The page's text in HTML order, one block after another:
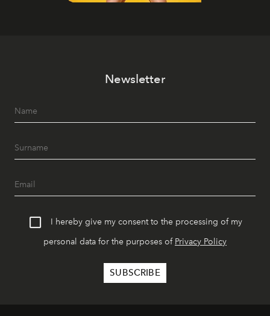
Newsletter
I hereby give my consent to the processing of my
personal data for the purposes of Privacy Policy